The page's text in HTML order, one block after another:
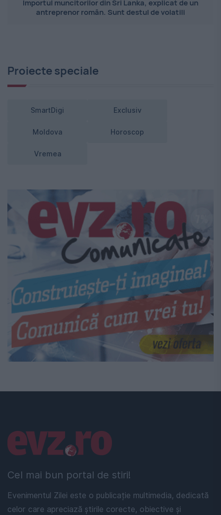
Importul muncitorilor din Sri Lanka, explicat de un
antreprenor român. Sunt destul de volatili
Proiecte speciale
SmartDigi Exclusiv
Moldova Horoscop
Vremea
Cel mai bun portal de stiri!
Evenimentul Zilei este o publicație multimedia, dedicată
celor care apreciază știrile corecte, obiective și
Linkuri utile